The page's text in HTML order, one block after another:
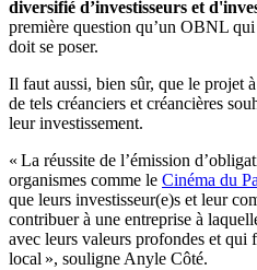
diversifié d’investisseurs et
première question qu’un OBNL
doit se poser.
Il faut aussi, bien sûr, que le projet
de tels créanciers et créancières
leur investissement.
« La réussite de l’émission
organismes comme le Cinéma du
que leurs investisseur(e)s et leur
contribuer à une entreprise à
avec leurs valeurs profondes et qui
local », souligne Anyle Côté.